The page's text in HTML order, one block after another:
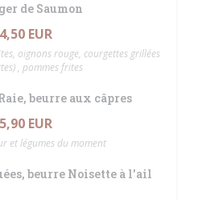
de Saumon
EUR
oignons rouge, courgettes grillées
, pommes frites
beurre aux câpres
EUR
et légumes du moment
beurre Noisette à l'ail